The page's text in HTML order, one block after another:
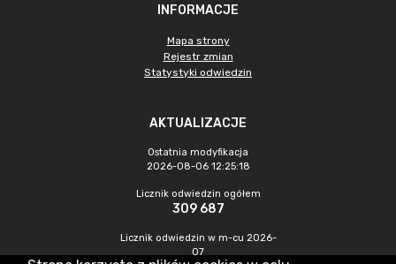
INFORMACJE
Mapa strony
Rejestr zmian
Statystyki odwiedzin
AKTUALIZACJE
Ostatnia modyfikacja
2026-08-06 12:25:18
Licznik odwiedzin ogółem
309 687
Licznik odwiedzin w m-cu 2026-
07